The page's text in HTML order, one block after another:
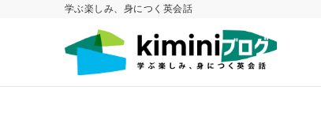
学ぶ楽しみ、身につく英会話